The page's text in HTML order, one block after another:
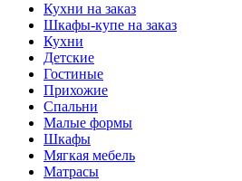
Кухни на заказ
Шкафы-купе на заказ
Кухни
Детские
Гостиные
Прихожие
Спальни
Малые формы
Шкафы
Мягкая мебель
Матрасы